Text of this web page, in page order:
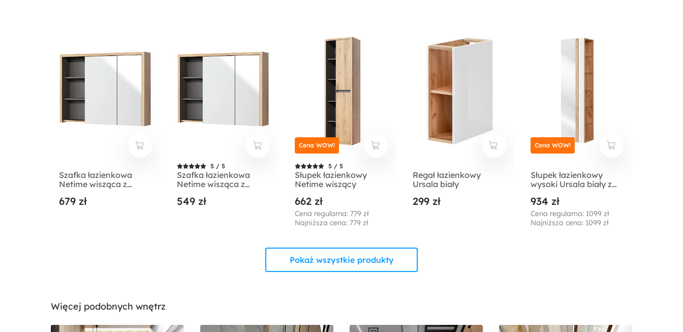
Szafka łazienkowa
Netime wisząca z
679 zł
5 / 5
Szafka łazienkowa
Netime wisząca z
549 zł
5 / 5
Słupek łazienkowy
Netime wiszący
662 zł
Cena regularna: 779 zł
Najniższa cena: 779 zł
Cena WOW!
Regał łazienkowy
Ursala biały
299 zł
Słupek łazienkowy
wysoki Ursala biały z
934 zł
Cena regularna: 1099 zł
Najniższa cena: 1099 zł
Cena WOW!
Pokaż wszystkie produkty
Więcej podobnych wnętrz